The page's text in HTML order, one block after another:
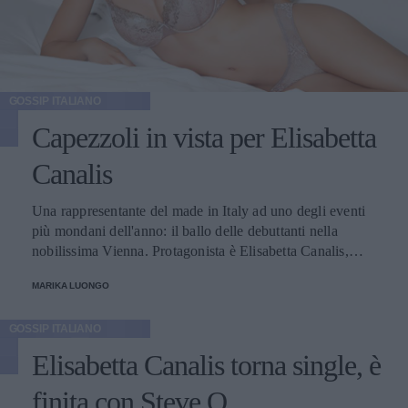
Capezzoli in vista per Elisabetta
Canalis
Una rappresentante del made in Italy ad uno degli eventi
più mondani dell'anno: il ballo delle debuttanti nella
nobilissima Vienna. Protagonista è Elisabetta Canalis,
miliardario Richard Siegfried. Location d'eccezione di
sfoggiato lustrini, luccichii e abiti eleganti da gran serata.
La bella Elisabetta Canalis non è passata di certo
MARIKA LUONGO
Elisabetta Canalis torna single, è
finita con Steve O